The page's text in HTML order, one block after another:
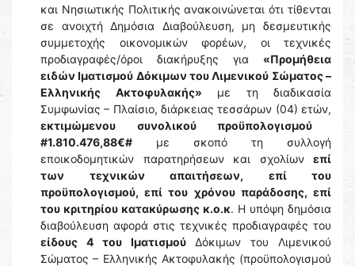
και Νησιωτικής Πολιτικής ανακοινώνεται ότι τίθενται
σε ανοιχτή Δημόσια Διαβούλευση, μη δεσμευτικής
συμμετοχής οικονομικών φορέων, οι τεχνικές
προδιαγραφές/όροι διακήρυξης για «Προμήθεια
ειδών Ιματισμού Δόκιμων του Λιμενικού Σώματος –
Ελληνικής Ακτοφυλακής» με τη διαδικασία
Συμφωνίας – Πλαίσιο, διάρκειας τεσσάρων (04) ετών,
εκτιμώμενου συνολικού προϋπολογισμού
#1.810.476,88€# με σκοπό τη συλλογή
εποικοδομητικών παρατηρήσεων και σχολίων επί
των τεχνικών απαιτήσεων, επί του
προϋπολογισμού, επί του χρόνου παράδοσης, επί
του κριτηρίου κατακύρωσης κ.ο.κ. Η υπόψη δημόσια
διαβούλευση αφορά στις τεχνικές προδιαγραφές του
είδους 4 του ΙματισμούΔόκιμων του Λιμενικού
Σώματος – Ελληνικής Ακτοφυλακής (προϋπολογισμού